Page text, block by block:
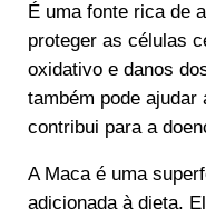
É uma fonte rica de
proteger as células
oxidativo e danos
também pode ajudar
contribui para a
A Maca é uma
adicionada à dieta.